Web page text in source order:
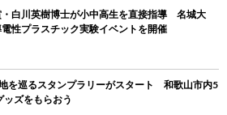
・白川英樹博士が小中高生を直接指導 名城大
性プラスチック実験イベントを開催
を巡るスタンプラリーがスタート 和歌山市内5
ズをもらおう